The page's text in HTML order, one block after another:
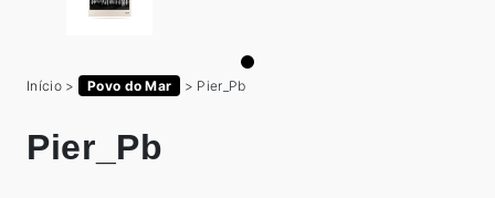
Início > Povo do Mar > Pier_Pb
Pier_Pb